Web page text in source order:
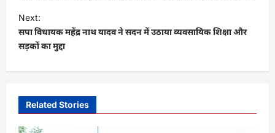
s
t
n
a
g
Next:
सपा विधायक महेंद्र नाथ यादव ने सदन में उठाया व्यवसायिक शिक्षा और
सड़कों का मुद्दा
Related Stories